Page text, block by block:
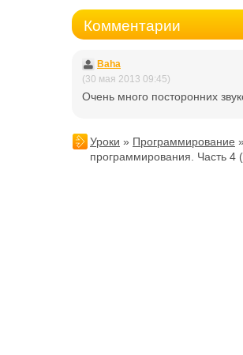
Комментарии
Baha
(30 мая 2013 09:45)
Очень много посторонних
Уроки » Программирование
программирования. Часть 4